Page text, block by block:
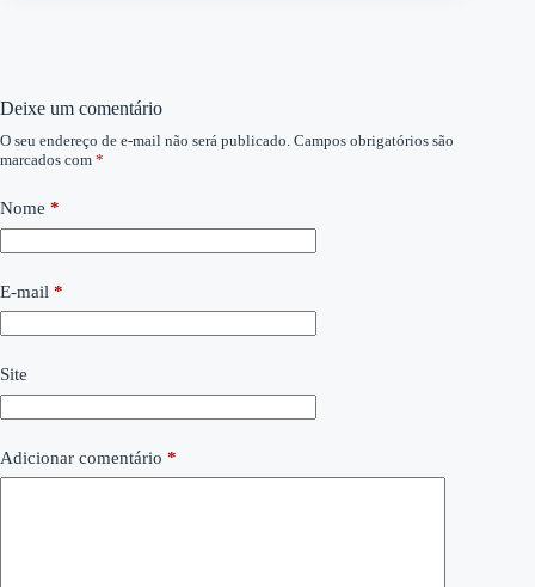
Deixe um comentário
O seu endereço de e-mail não será publicado. Campos obrigatórios são
marcados com *
Nome *
E-mail *
Site
Adicionar comentário *